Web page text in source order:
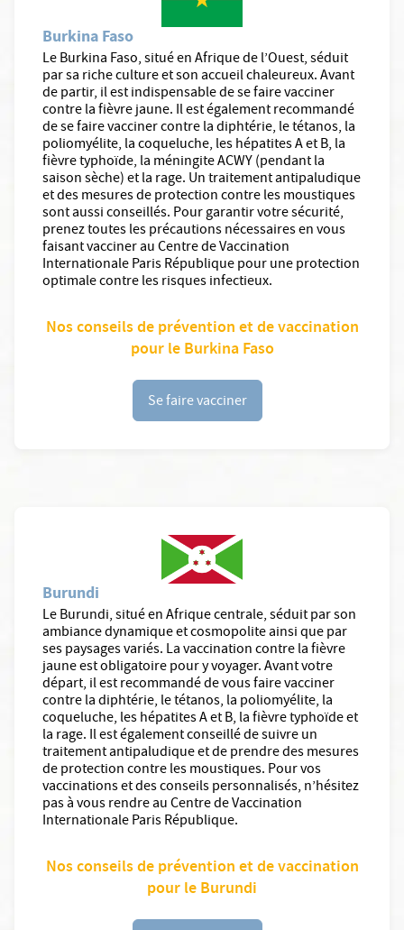
Burkina Faso
Le Burkina Faso, situé en Afrique de l’Ouest, séduit
par sa riche culture et son accueil chaleureux. Avant
de partir, il est indispensable de se faire vacciner
contre la fièvre jaune. Il est également recommandé
de se faire vacciner contre la diphtérie, le tétanos, la
poliomyélite, la coqueluche, les hépatites A et B, la
fièvre typhoïde, la méningite ACWY (pendant la
saison sèche) et la rage. Un traitement antipaludique
et des mesures de protection contre les moustiques
sont aussi conseillés. Pour garantir votre sécurité,
prenez toutes les précautions nécessaires en vous
faisant vacciner au Centre de Vaccination
Internationale Paris République pour une protection
optimale contre les risques infectieux.
Nos conseils de prévention et de vaccination
pour le Burkina Faso
Se faire vacciner
Burundi
Le Burundi, situé en Afrique centrale, séduit par son
ambiance dynamique et cosmopolite ainsi que par
ses paysages variés. La vaccination contre la fièvre
jaune est obligatoire pour y voyager. Avant votre
départ, il est recommandé de vous faire vacciner
contre la diphtérie, le tétanos, la poliomyélite, la
coqueluche, les hépatites A et B, la fièvre typhoïde et
la rage. Il est également conseillé de suivre un
traitement antipaludique et de prendre des mesures
de protection contre les moustiques. Pour vos
vaccinations et des conseils personnalisés, n’hésitez
pas à vous rendre au Centre de Vaccination
Internationale Paris République.
Nos conseils de prévention et de vaccination
pour le Burundi